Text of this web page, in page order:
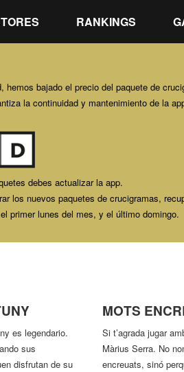
RANKINGS
hemos bajado el precio del paquete de
la continuidad y mantenimiento de la
debes actualizar la app.
los nuevos paquetes de crucigramas,
primer lunes del mes, y el último domingo.
es legendario.
sus
disfrutan de su
MOTS
Si t’agrada jugar
Màrius Serra. No
encreuats, sinó